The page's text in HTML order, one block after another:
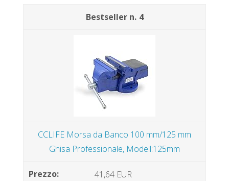
4
CCLIFE Morsa da Banco 100 mm/125 mm
Ghisa Professionale, Modell:125mm
41,64 EUR